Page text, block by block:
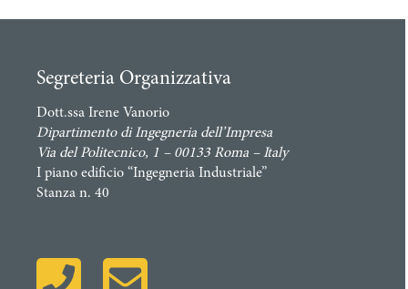
Segreteria Organizzativa
Dott.ssa Irene Vanorio
Dipartimento di Ingegneria dell’Impresa
Via del Politecnico, 1 – 00133 Roma – Italy
I piano edificio “Ingegneria Industriale”
Stanza n. 40